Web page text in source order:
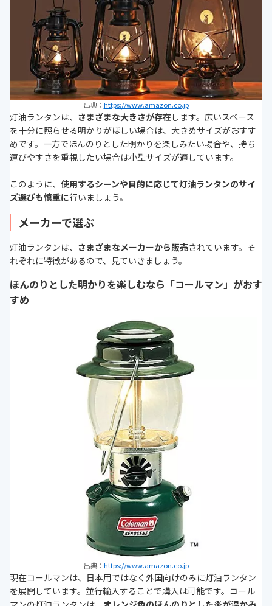
出典： https://www.amazon.co.jp
灯油ランタンは、 さまざまな大きさが存在します。広いスペース
を十分に照らせる明かりがほしい場合は、大きめサイズがおすす
めです。一方でほんのりとした明かりを楽しみたい場合や、持ち
運びやすさを重視したい場合は小型サイズが適しています。
このように、 使用するシーンや目的に応じて灯油ランタンのサイ
ズ選びも慎重に行いましょう。
メーカーで選ぶ
灯油ランタンは、 さまざまなメーカーから販売されています。そ
れぞれに特徴があるので、見ていきましょう。
ほんのりとした明かりを楽しむなら「コールマン」がおす
すめ
出典： https://www.amazon.co.jp
現在コールマンは、日本用ではなく外国向けのみに灯油ランタン
を展開しています。並行輸入することで購入は可能です。コール